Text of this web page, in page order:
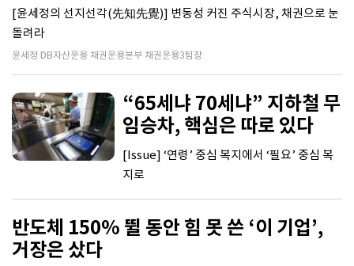
[윤세정의 선지선각(先知先覺)] 변동성 커진 주식시장, 채권으로 눈
돌려라
윤세정 DB자산운용 채권운용본부 채권운용3팀장
“65세냐 70세냐” 지하철 무
임승차, 핵심은 따로 있다
[Issue] ‘연령’ 중심 복지에서 ‘필요’ 중심 복
지로
반도체 150% 뛸 동안 힘 못 쓴 ‘이 기업’,
거장은 샀다